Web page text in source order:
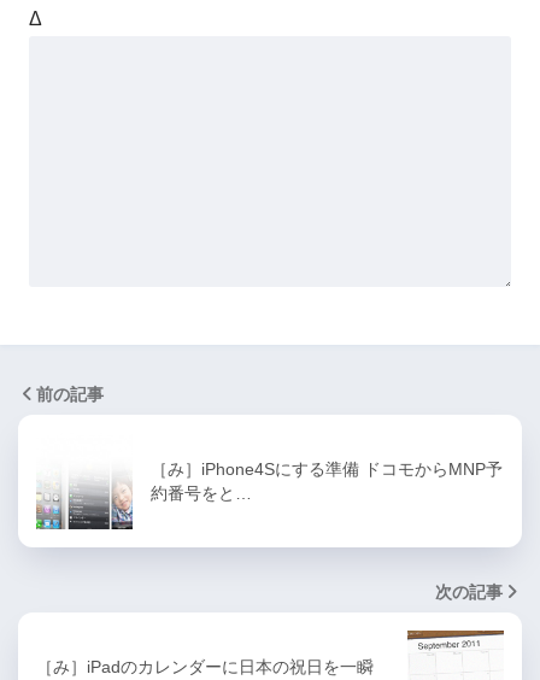
Δ
前の記事
［み］iPhone4Sにする準備 ドコモからMNP予
約番号をと…
次の記事
［み］iPadのカレンダーに日本の祝日を一瞬